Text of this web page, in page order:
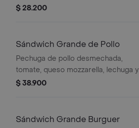
salsa Qbano
$ 28.200
Sándwich Grande de Pollo
Pechuga de pollo desmechada,
tomate, queso mozzarella, lechuga y
mayonesa.
$ 38.900
Sándwich Grande Burguer